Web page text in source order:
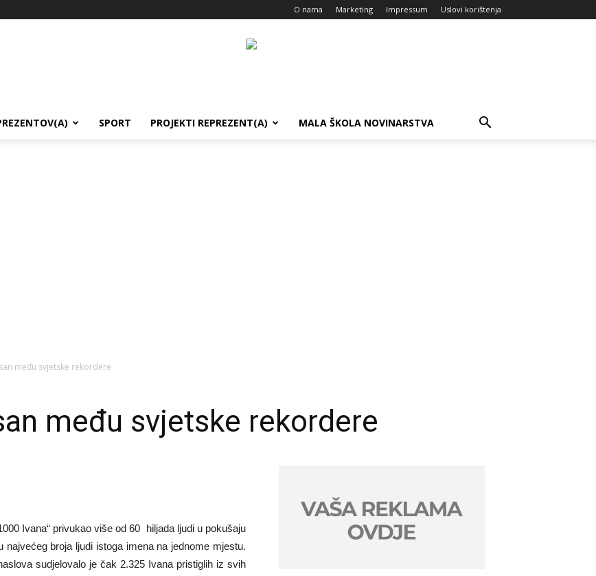
O nama Marketing Impressum Uslovi korištenja
SPORT PROJEKTI REPREZENT(A) MALA ŠKOLA NOVINARSTVA
među svjetske rekordere
među svjetske rekordere
Ivana“ privukao više od 60 hiljada ljudi u pokušaju
broja ljudi istoga imena na jednome mjestu.
sudjelovalo je čak 2.325 Ivana pristiglih iz svih